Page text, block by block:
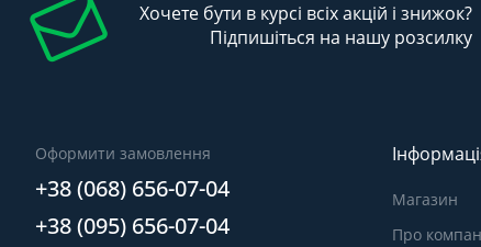
Хочете бути в курсі всіх акцій і знижок?
Підпишіться на нашу розсилку
Оформити замовлення
+38 (068) 656-07-04
+38 (095) 656-07-04
Магазин
Про